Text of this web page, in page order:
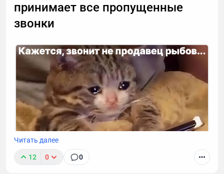
принимает все пропущенные
звонки
Читать далее
12 0 0